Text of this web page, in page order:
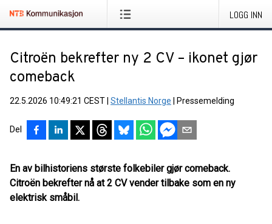
LOGG INN
Citroën bekrefter ny 2 CV – ikonet gjør
comeback
22.5.2026 10:49:21 CEST Stellantis Norge Pressemelding
Del
En av bilhistoriens største folkebiler gjør comeback.
Citroën bekrefter nå at 2 CV vender tilbake som en ny
elektrisk småbil.